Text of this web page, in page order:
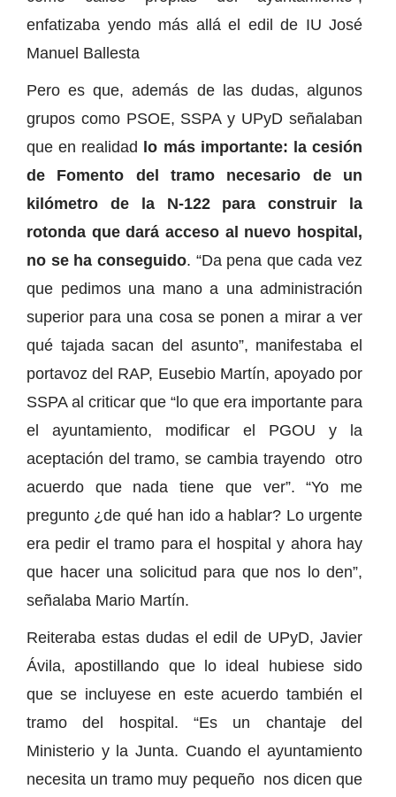
enfatizaba yendo más allá el edil de IU José
Manuel Ballesta
Pero es que, además de las dudas, algunos
grupos como PSOE, SSPA y UPyD señalaban
que en realidad lo más importante: la cesión
de Fomento del tramo necesario de un
kilómetro de la N-122 para construir la
rotonda que dará acceso al nuevo hospital,
no se ha conseguido. “Da pena que cada vez
que pedimos una mano a una administración
superior para una cosa se ponen a mirar a ver
qué tajada sacan del asunto”, manifestaba el
portavoz del RAP, Eusebio Martín, apoyado por
SSPA al criticar que “lo que era importante para
el ayuntamiento, modificar el PGOU y la
aceptación del tramo, se cambia trayendo otro
acuerdo que nada tiene que ver”. “Yo me
pregunto ¿de qué han ido a hablar? Lo urgente
era pedir el tramo para el hospital y ahora hay
que hacer una solicitud para que nos lo den”,
señalaba Mario Martín.
Reiteraba estas dudas el edil de UPyD, Javier
Ávila, apostillando que lo ideal hubiese sido
que se incluyese en este acuerdo también el
tramo del hospital. “Es un chantaje del
Ministerio y la Junta. Cuando el ayuntamiento
necesita un tramo muy pequeño nos dicen que